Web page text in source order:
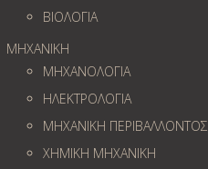
ΒΙΟΛΟΓΙΑ
ΜΗΧΑΝΙΚΗ
ΜΗΧΑΝΟΛΟΓΙΑ
ΗΛΕΚΤΡΟΛΟΓΙΑ
ΜΗΧΑΝΙΚΗ ΠΕΡΙΒΑΛΛΟΝΤΟΣ
ΧΗΜΙΚΗ ΜΗΧΑΝΙΚΗ